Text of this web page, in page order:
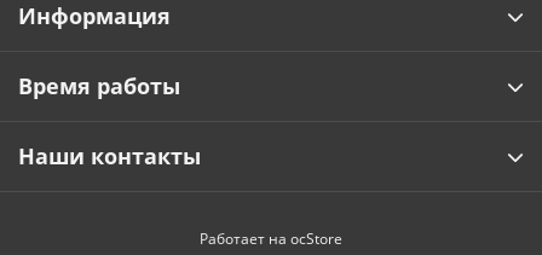
Информация
Время работы
Наши контакты
Работает на ocStore